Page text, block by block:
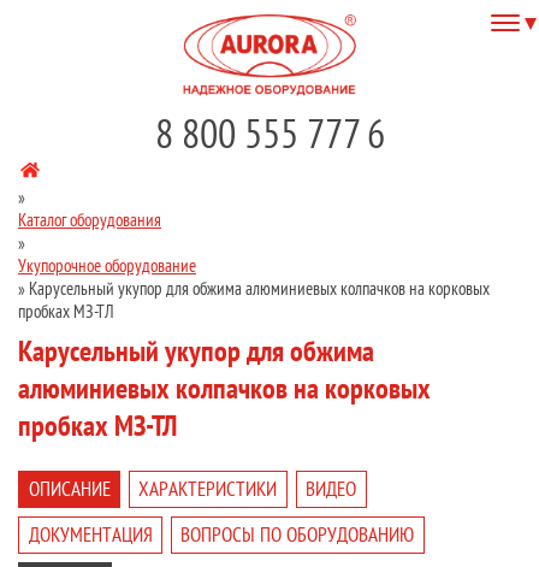
8 800 555 777 6
»
Каталог оборудования
»
Укупорочное оборудование
» Карусельный укупор для обжима алюминиевых колпачков на корковых
пробках МЗ-ТЛ
Карусельный укупор для обжима
алюминиевых колпачков на корковых
пробках МЗ-ТЛ
ОПИСАНИЕ ХАРАКТЕРИСТИКИ
ВИДЕО
ДОКУМЕНТАЦИЯ
ВОПРОСЫ ПО ОБОРУДОВАНИЮ